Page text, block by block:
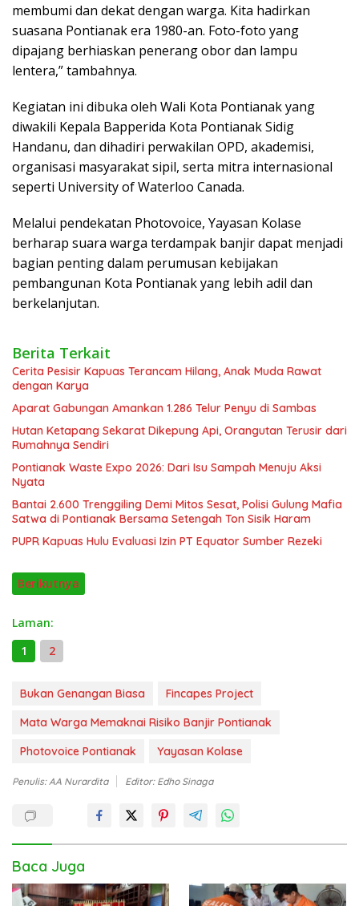
membumi dan dekat dengan warga. Kita hadirkan
suasana Pontianak era 1980-an. Foto-foto yang
dipajang berhiaskan penerang obor dan lampu
lentera,” tambahnya.
Kegiatan ini dibuka oleh Wali Kota Pontianak yang
diwakili Kepala Bapperida Kota Pontianak Sidig
Handanu, dan dihadiri perwakilan OPD, akademisi,
organisasi masyarakat sipil, serta mitra internasional
seperti University of Waterloo Canada.
Melalui pendekatan Photovoice, Yayasan Kolase
berharap suara warga terdampak banjir dapat menjadi
bagian penting dalam perumusan kebijakan
pembangunan Kota Pontianak yang lebih adil dan
berkelanjutan.
Berita Terkait
Cerita Pesisir Kapuas Terancam Hilang, Anak Muda Rawat
dengan Karya
Aparat Gabungan Amankan 1.286 Telur Penyu di Sambas
Hutan Ketapang Sekarat Dikepung Api, Orangutan Terusir dari
Rumahnya Sendiri
Pontianak Waste Expo 2026: Dari Isu Sampah Menuju Aksi
Nyata
Bantai 2.600 Trenggiling Demi Mitos Sesat, Polisi Gulung Mafia
Satwa di Pontianak Bersama Setengah Ton Sisik Haram
PUPR Kapuas Hulu Evaluasi Izin PT Equator Sumber Rezeki
Berikutnya
Laman:
1
2
Bukan Genangan Biasa
Fincapes Project
Mata Warga Memaknai Risiko Banjir Pontianak
Photovoice Pontianak
Yayasan Kolase
Penulis: AA Nurardita Editor: Edho Sinaga
Baca Juga